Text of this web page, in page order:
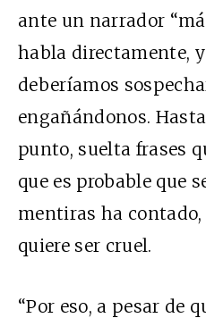
ante un narrador
habla directamente,
deberíamos
engañándonos.
punto, suelta frases
que es probable que
mentiras ha
quiere ser cruel.
“Por eso, a pesar de